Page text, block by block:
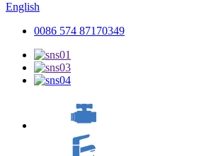
English
0086 574 87170349